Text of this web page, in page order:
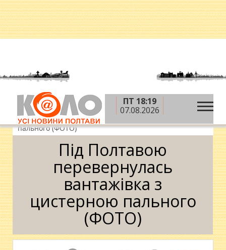
ПТ 18:19
07.08.2026
Головна » Новини » Надзвичайні події
Під
Полтавою перевернулась вантажівка з цистерною
пального (ФОТО)
Під Полтавою
перевернулась
вантажівка з
цистерною пального
(ФОТО)